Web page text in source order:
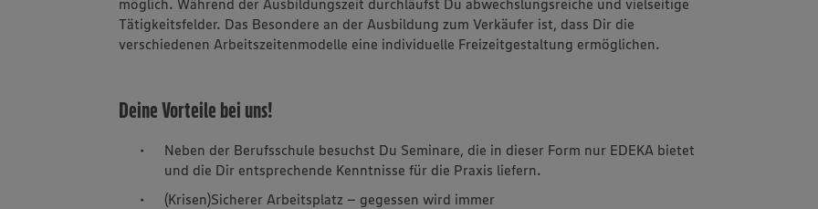
Tätigkeitsfelder. Das Besondere an der Ausbildung zum Verkäufer ist, dass Dir die
verschiedenen Arbeitszeitenmodelle eine individuelle Freizeitgestaltung ermöglichen.
Deine Vorteile bei uns!
Neben der Berufsschule besuchst Du Seminare, die in dieser Form nur EDEKA bietet
und die Dir entsprechende Kenntnisse für die Praxis liefern.
(Krisen)Sicherer Arbeitsplatz – gegessen wird immer